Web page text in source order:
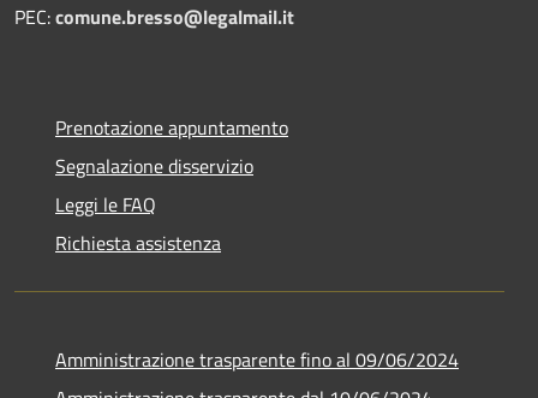
PEC:comune.bresso@legalmail.it
Prenotazione appuntamento
Segnalazione disservizio
Leggi le FAQ
Richiesta assistenza
Amministrazione trasparente fino al 09/06/2024